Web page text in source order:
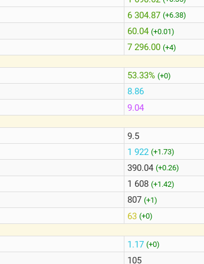
6 304.87 (+6.38)
60.04 (+0.01)
7 296.00 (+4)
53.33% (+0)
8.86
9.04
9.5
1 922 (+1.73)
390.04 (+0.26)
1 608 (+1.42)
807 (+1)
63 (+0)
1.17 (+0)
105